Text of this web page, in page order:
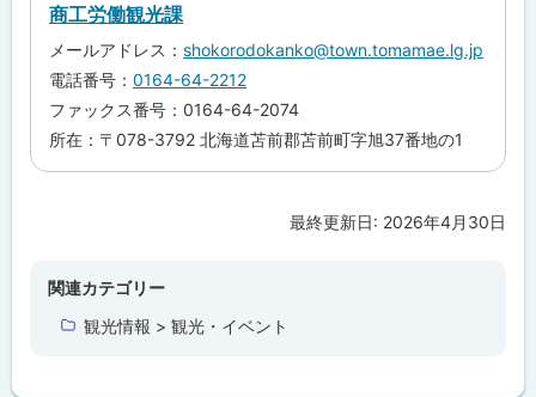
商工労働観光課
メールアドレス： shokorodokanko@town.tomamae.lg.jp
電話番号： 0164-64-2212
ファックス番号：0164-64-2074
所在：〒078-3792 北海道苫前郡苫前町字旭37番地の1
最終更新日: 2026年4月30日
関連カテゴリー
観光情報 > 観光・イベント